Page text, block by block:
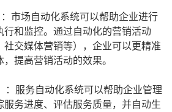
：市场自动化系统可以帮助企业进行
行和监控。通过自动化的营销活动
社交媒体营销等），企业可以更精准
提高营销活动的效果。
：服务自动化系统可以帮助企业管理
服务进度、评估服务质量，并自动生